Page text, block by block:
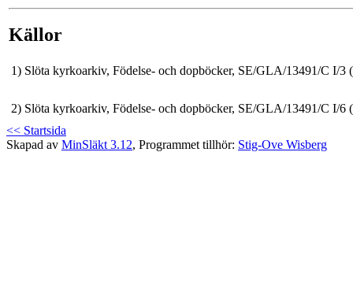
Källor
1) Slöta kyrkoarkiv, Födelse- och dopböcker, SE/GLA/13491/C I/
2) Slöta kyrkoarkiv, Födelse- och dopböcker, SE/GLA/13491/C I/
<< Startsida
Skapad av MinSläkt 3.12, Programmet tillhör: Stig-Ove Wisberg